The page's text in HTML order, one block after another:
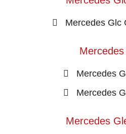
Mercedes Glc
Mercedes
Mercedes
Mercedes